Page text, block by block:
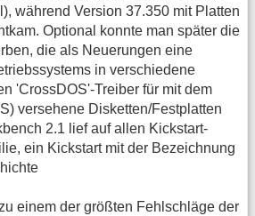
während Version 37.350 mit Platten
Optional konnte man später die
die als Neuerungen eine
in verschiedene
'CrossDOS'-Treiber für mit dem
versehene Disketten/Festplatten
2.1 lief auf allen Kickstart-
ein Kickstart mit der Bezeichnung
einem der größten Fehlschläge der